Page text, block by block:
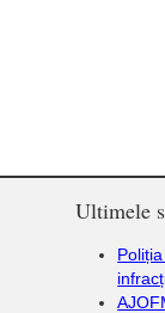
Ultimele